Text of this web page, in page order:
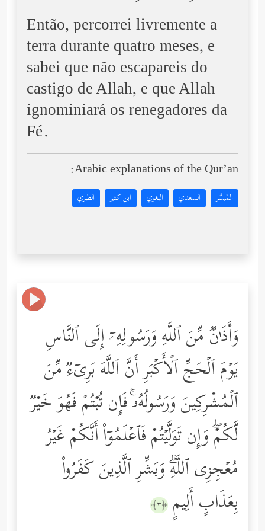
Então, percorrei livremente a
terra durante quatro meses, e
sabei que não escapareis do
castigo de Allah, e que Allah
ignominiará os renegadores da
Fé.
Arabic explanations of the Qur’an:
المُيسَّر السعدي البغوي ابن كثير الطبري
وَأَذَ ٰ⁠نࣱ مِّنَ ٱللَّهِ وَرَسُولِهِۦۤ إِلَى ٱلنَّاسِ
یَوۡمَ ٱلۡحَجِّ ٱلۡأَكۡبَرِ أَنَّ ٱللَّهَ بَرِیۤءࣱ مِّنَ
ٱلۡمُشۡرِكِینَ وَرَسُولُهُۥۚ فَإِن تُبۡتُمۡ فَهُوَ خَیۡرࣱ
لَّكُمۡۖ وَإِن تَوَلَّیۡتُمۡ فَٱعۡلَمُوۤاْ أَنَّكُمۡ غَیۡرُ
مُعۡجِزِی ٱللَّهِۗ وَبَشِّرِ ٱلَّذِینَ كَفَرُواْ
بِعَذَابٍ أَلِیمٍ ﴿٣﴾